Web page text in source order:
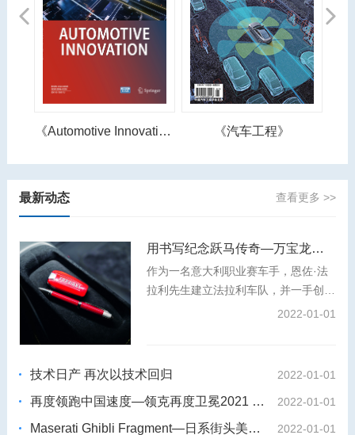
Previous
《Automotive Innovation》 《汽车工程》
Next
最新动态 查看更多 >>
用书写纪念跃马传奇—万宝龙著名人物系列恩佐·法拉利特别款书写工具
作为一名意大利职业赛车手，恩佐·法
拉利先生建立法拉利车队，并一手创办
了法拉利汽车品牌。秉承对卓越工艺与
赛车手与工程奇才的故事娓娓道来。
2022-01-01
技术日产 再次以技术回归 2022-01-01
再度领跑中国速度—领克再度卫冕2021 WTCR世界杯 2022-01-01
Maserati Ghibli Fragment—日系街头美学 藤原浩 X玛莎拉蒂Ghibli 2022-01-01